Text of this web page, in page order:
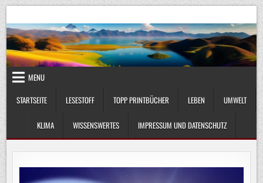
Skip
to
content
UmweltKlima.com
MENU
STARTSEITE
LESESTOFF TOPP PRINTBÜCHER LEBEN UMWELT
KLIMA WISSENSWERTES IMPRESSUM UND DATENSCHUTZ